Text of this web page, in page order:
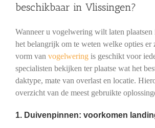
beschikbaar in Vlissingen?
Wanneer u vogelwering wilt laten
het belangrijk om te weten welke opties er
vorm van vogelweringis geschikt voor
specialisten bekijken ter plaatse wat het
daktype, mate van overlast en locatie.
overzicht van de meest gebruikte
1. Duivenpinnen: voorkomen